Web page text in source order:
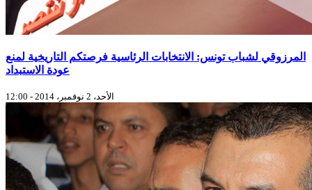
المرزوقي لشباب تونس: الانتخابات الرئاسية فرصتكم التاريخية لمنع
عودة الاستبداد
الأحد، 2 نوفمبر، 2014 - 12:00